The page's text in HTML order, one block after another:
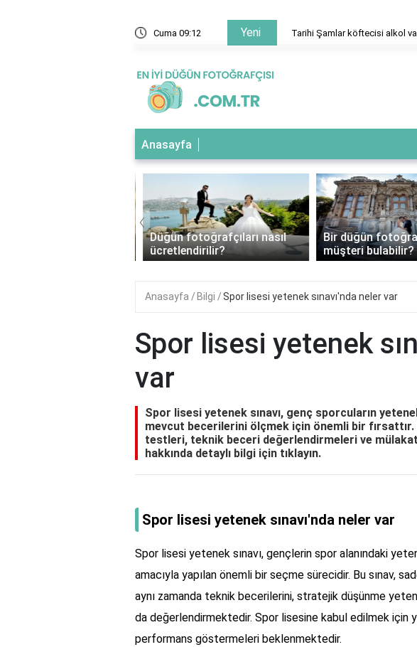
Cuma 09:12 Yeni Tarihi Şamlar köftecisi alkol var
Anasayfa
Düğün fotoğrafçıları nasıl
ücretlendirilir?
Bir düğün
müşteri bulabilir?
‹
Anasayfa Bilgi Spor lisesi yetenek sınavı'nda neler var
Spor lisesi yetenek
var
Spor lisesi yetenek sınavı, genç sporcuların
mevcut becerilerini ölçmek için önemli bir
testleri, teknik beceri değerlendirmeleri ve mülakat
hakkında detaylı bilgi için tıklayın.
Spor lisesi yetenek sınavı'nda neler var
Spor lisesi yetenek sınavı, gençlerin spor alanındaki
amacıyla yapılan önemli bir seçme sürecidir. Bu sınav,
aynı zamanda teknik becerilerini, stratejik düşünme
da değerlendirmektedir. Spor lisesine kabul edilmek için
performans göstermeleri beklenmektedir.